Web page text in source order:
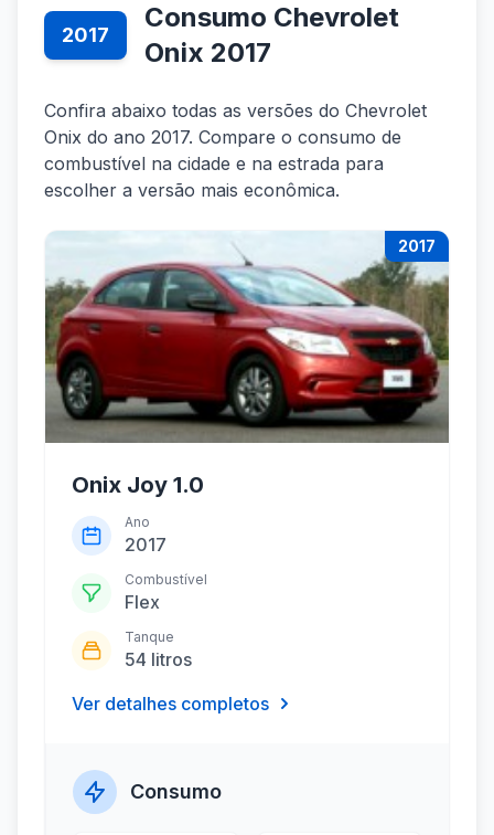
2017
Consumo Chevrolet
Onix 2017
Confira abaixo todas as versões do Chevrolet
Onix do ano 2017. Compare o consumo de
combustível na cidade e na estrada para
escolher a versão mais econômica.
2017
Onix Joy 1.0
Ano
2017
Combustível
Flex
Tanque
54 litros
Ver detalhes completos
Consumo